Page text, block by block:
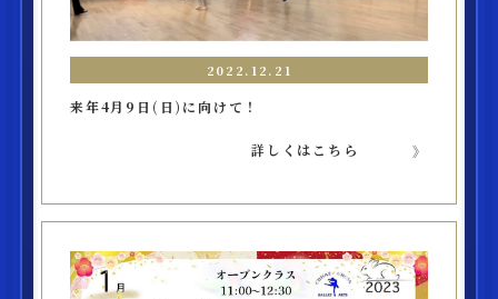
2022.12.21
来年4月9日(日)に向けて！
詳しくはこちら